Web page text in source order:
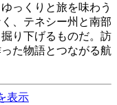
ゆっくりと旅を味わう
、テネシー州と南部
り下げるものだ。訪
た物語とつながる航
表示